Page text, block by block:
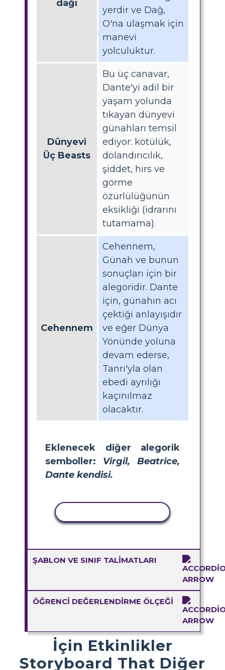
dağı
yerdir ve Dağ,
O'na ulaşmak için
manevi
yolculuktur.
Dünyevi
Üç Beasts
Bu üç canavar,
Dante'yi adil bir
yaşam yolunda
tıkayan dünyevi
günahları temsil
ediyor: kötülük,
dolandırıcılık,
şiddet, hırs ve
görme
özürlülüğünün
eksikliği (idrarını
tutamama).
Cehennem
Cehennem,
Günah ve bunun
sonuçları için bir
alegoridir. Dante
için, günahın acı
çektiği anlayışıdır
ve eğer Dünya
Yönünde yoluna
devam ederse,
Tanrı'yla olan
ebedi ayrılığı
kaçınılmaz
olacaktır.
Eklenecek diğer alegorik
semboller: Virgil, Beatrice,
Dante kendisi.
ŞABLON VE SINIF TALIMATLARI
ÖĞRENCI DEĞERLENDIRME ÖLÇEĞI
İçin Etkinlikler
Storyboard That Diğer